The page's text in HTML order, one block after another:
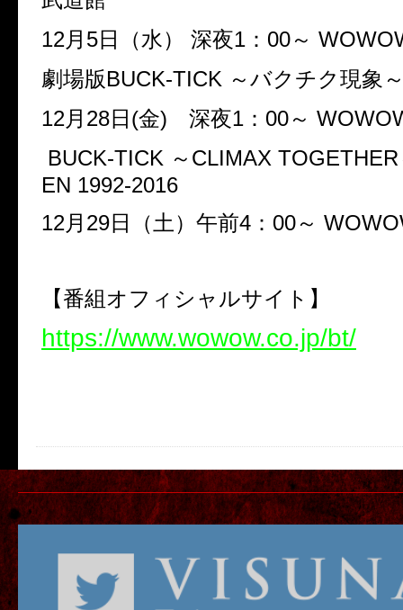
12月5日（水） 深夜1：00～
劇場版BUCK-TICK ～バクチク
12月28日(金) 深夜1：00～
BUCK-TICK ～CLIMAX
EN 1992-2016
12月29日（土）午前4：00～
【番組オフィシャルサイト】
https://www.wowow.co.jp/bt/